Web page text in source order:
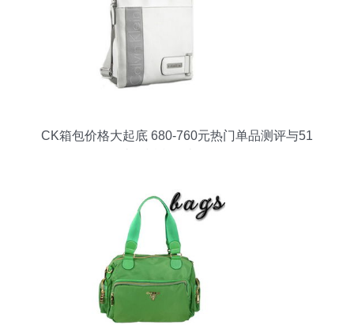
CK箱包价格大起底 680-760元热门单品测评与51